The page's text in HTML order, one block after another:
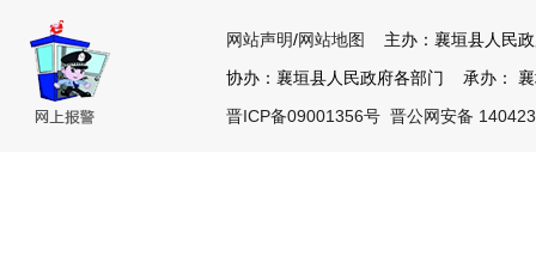
网站声明/网站地图
主办：襄垣县人民
协办：襄垣县人民政府各部门 承办：
晋ICP备09001356号 晋公网安备